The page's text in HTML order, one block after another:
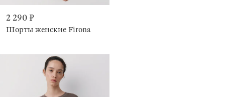
2 290 ₽
Шорты женские Firona